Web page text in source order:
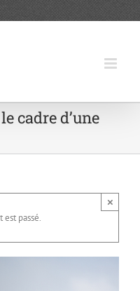
cadre d’une
est passé.
×